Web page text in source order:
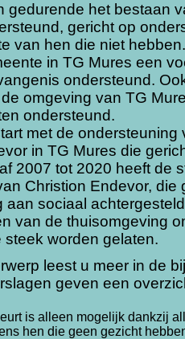
gedurende het bestaan
gericht op
van hen die niet
in TG Mures een
ondersteund.
omgeving van TG
ondersteund.
met de ondersteuning
in TG Mures die
2007 tot 2020 heeft de
Christion Endevor, die
aan sociaal
van de thuisomgeving
steek worden gelaten.
leest u meer in de
geven een
is alleen mogelijk dankzij
hen die geen gezicht